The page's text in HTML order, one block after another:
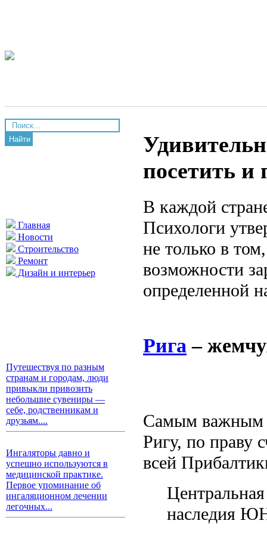
Найти
Главная
Новости
Строительство
Ремонт
Дизайн и интерьер
Путешествуя по разным
странам и городам, люди
привыкли привозить
небольшие сувениры —
себе, родственникам и
друзьям....
Ингаляторы давно и
успешно используются в
медицинской практике.
Первое упоминание об
ингаляционном лечении
легочных...
посетить и
В каждой
Психологи
не только в
возможности
определенной
Рига –
Самым важным
Ригу, по праву
всей
наследия